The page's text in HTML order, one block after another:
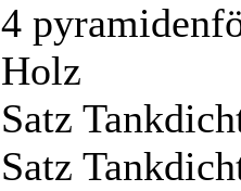
4
Holz
Satz
Satz